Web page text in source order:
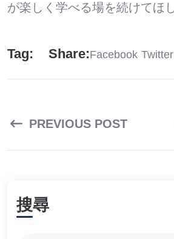
が楽しく学べる場を続けてほ
Tag: Share:Facebook Twitter
PREVIOUS POST
搜尋